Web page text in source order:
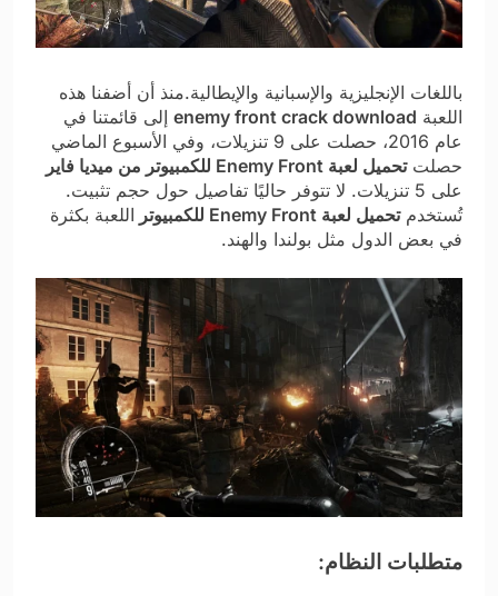
باللغات الإنجليزية والإسبانية والإيطالية.منذ أن أضفنا هذه
اللعبة enemy front crack download إلى قائمتنا في
عام 2016، حصلت على 9 تنزيلات، وفي الأسبوع الماضي
حصلتتحميل لعبة Enemy Front للكمبيوتر من ميديا فاير
على 5 تنزيلات. لا تتوفر حاليًا تفاصيل حول حجم تثبيت.
تُستخدمتحميل لعبة Enemy Front للكمبيوتر
اللعبة بكثرة
في بعض الدول مثل بولندا والهند.
متطلبات النظام: